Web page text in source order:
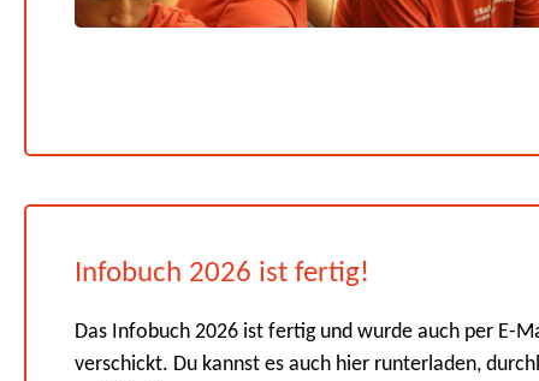
Infobuch 2026 ist fertig!
Das Infobuch 2026 ist fertig und wurde auch per E-
verschickt. Du kannst es auch hier runterladen,